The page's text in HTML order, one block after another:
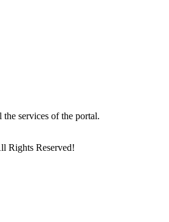
services of the portal.
Rights Reserved!